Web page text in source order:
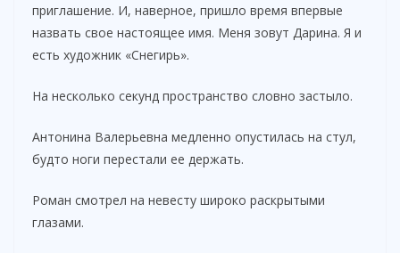
приглашение. И, наверное, пришло время впервые
назвать свое настоящее имя. Меня зовут Дарина. Я и
есть художник «Снегирь».
На несколько секунд пространство словно застыло.
Антонина Валерьевна медленно опустилась на стул,
будто ноги перестали ее держать.
Роман смотрел на невесту широко раскрытыми
глазами.